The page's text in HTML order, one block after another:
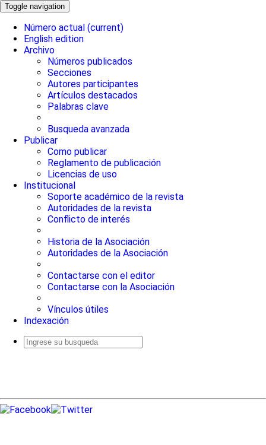
Toggle navigation
Número actual (current)
English edition
Archivo
Números publicados
Secciones
Autores participantes
Artículos destacados
Palabras clave
Busqueda avanzada
Publicar
Como publicar
Reglamento de publicación
Licencias de uso
Institucional
Soporte académico de la revista
Autoridades de la revista
Conflicto de interés
Historia de la Asociación
Autoridades de la Asociación
Contactarse con el editor
Contactarse con la Asociación
Vínculos útiles
Indexación